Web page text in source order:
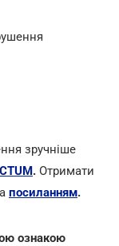
зручніше
. Отримати
посиланням.
ознакою